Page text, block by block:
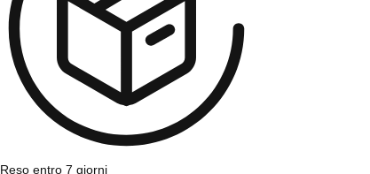
Reso entro 7 giorni